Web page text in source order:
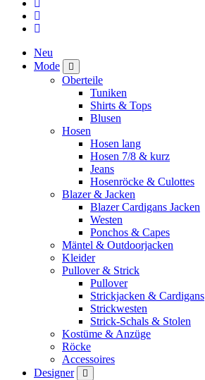
Neu
Mode
Oberteile
Tuniken
Shirts & Tops
Blusen
Hosen
Hosen lang
Hosen 7/8 & kurz
Jeans
Hosenröcke & Culottes
Blazer & Jacken
Blazer Cardigans Jacken
Westen
Ponchos & Capes
Mäntel & Outdoorjacken
Kleider
Pullover & Strick
Pullover
Strickjacken & Cardigans
Strickwesten
Strick-Schals & Stolen
Kostüme & Anzüge
Röcke
Accessoires
Designer